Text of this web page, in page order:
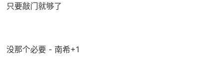
只要敲门就够了
没那个必要 - 南希+1